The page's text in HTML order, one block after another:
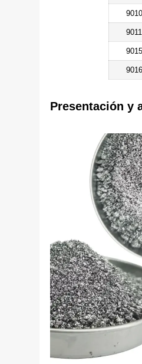
9010
9011
9015
9016
Presentación y